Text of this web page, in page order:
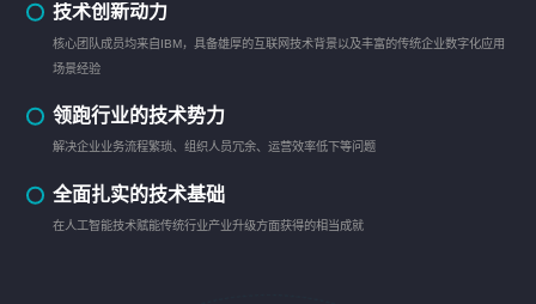
技术创新动力
核心团队成员均来自IBM，具备雄厚的互联网技术背景以及丰富的传统企业数字化应用
场景经验
领跑行业的技术势力
解决企业业务流程繁琐、组织人员冗余、运营效率低下等问题
全面扎实的技术基础
在人工智能技术赋能传统行业产业升级方面获得的相当成就